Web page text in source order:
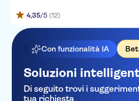
4,35/5 (12)
Con funzionalità IA
Soluzioni
Di seguito trovi i
tua richiesta